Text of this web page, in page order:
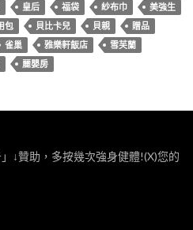
皇后 福袋 紗布巾
美強生
包 貝比卡兒 貝親
贈品
雀巢 雅樂軒飯店
雪芙蘭
麗嬰房
↓贊助，多按幾次強身健體!(X)您的